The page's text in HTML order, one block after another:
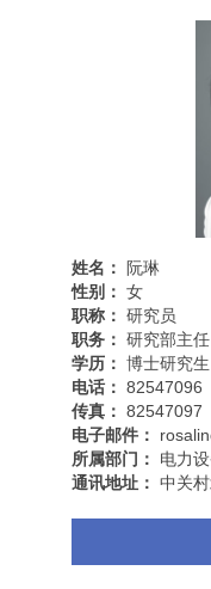
姓名：
阮琳
性别： 女
职称： 研究员
职务： 研究部主任
学历： 博士研究生
电话： 82547096
传真： 82547097
电子邮件：
所属部门：
电力
通讯地址： 中关